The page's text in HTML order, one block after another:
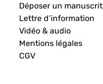
Déposer un manuscrit
Lettre d’information
Vidéo & audio
Mentions légales
CGV